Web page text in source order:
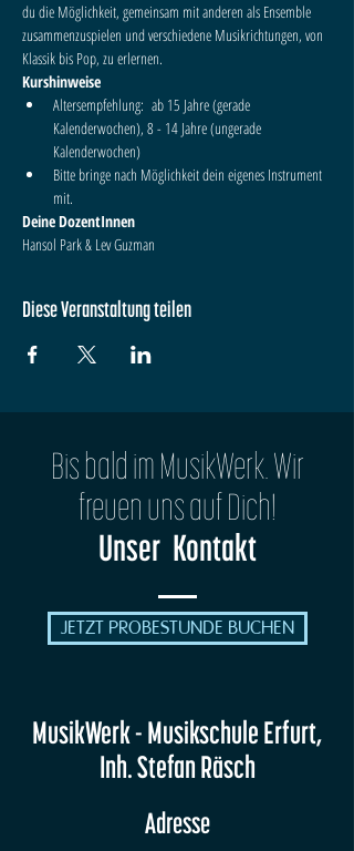
du die Möglichkeit, gemeinsam mit anderen als Ensemble
zusammenzuspielen und verschiedene Musikrichtungen, von
Klassik bis Pop, zu erlernen.
Kurshinweise
Altersempfehlung:  ab 15 Jahre (gerade
Kalenderwochen), 8 - 14 Jahre (ungerade
Kalenderwochen)
Bitte bringe nach Möglichkeit dein eigenes Instrument
mit.
Deine DozentInnen
Hansol Park & Lev Guzman
Diese Veranstaltung teilen
Bis bald im MusikWerk. Wir
freuen uns auf Dich!
Unser Kontakt
JETZT PROBESTUNDE BUCHEN
MusikWerk - Musikschule Erfurt,
Inh. Stefan Räsch
Adresse